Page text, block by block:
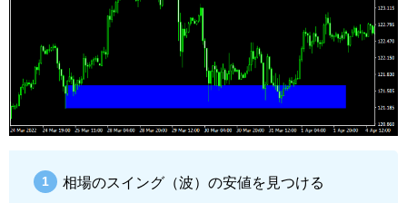
相場のスイング（波）の安値を見つける